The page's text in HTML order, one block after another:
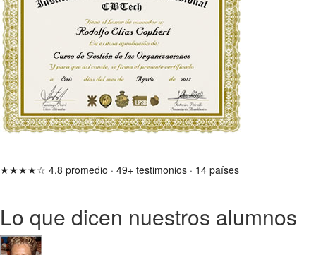
★★★★☆ 4.8 promedio · 49+ testimonios · 14 países
Lo que dicen nuestros alumnos